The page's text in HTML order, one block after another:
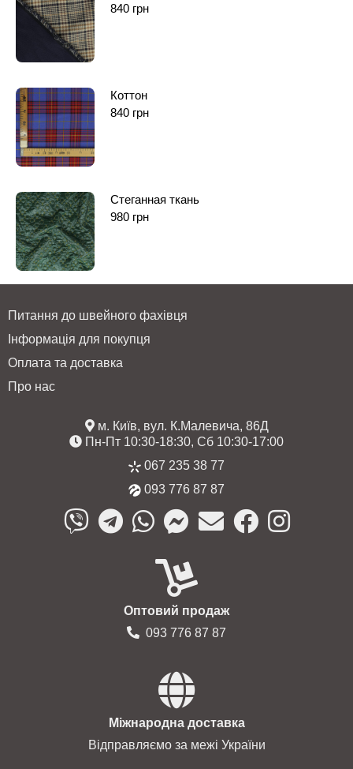
840 грн
Коттон
840 грн
Стеганная ткань
980 грн
Питання до швейного фахівця
Інформація для покупця
Оплата та доставка
Про нас
м. Київ, вул. К.Малевича, 86Д
Пн-Пт 10:30-18:30, Сб 10:30-17:00
067 235 38 77
093 776 87 87
Оптовий продаж
093 776 87 87
Міжнародна доставка
Відправляємо за межі України